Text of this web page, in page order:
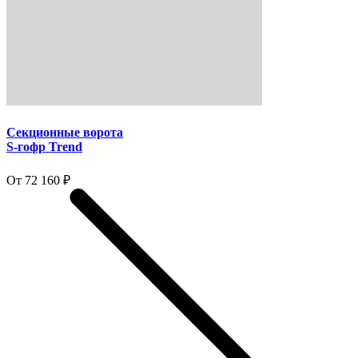
Секционные ворота
S-гофр Trend
От 72 160 ₽